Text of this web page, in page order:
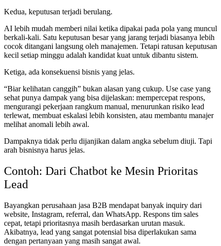
Kedua, keputusan terjadi berulang.
AI lebih mudah memberi nilai ketika dipakai pada pola yang muncul
berkali-kali. Satu keputusan besar yang jarang terjadi biasanya lebih
cocok ditangani langsung oleh manajemen. Tetapi ratusan keputusan
kecil setiap minggu adalah kandidat kuat untuk dibantu sistem.
Ketiga, ada konsekuensi bisnis yang jelas.
“Biar kelihatan canggih” bukan alasan yang cukup. Use case yang
sehat punya dampak yang bisa dijelaskan: mempercepat respons,
mengurangi pekerjaan rangkum manual, menurunkan risiko lead
terlewat, membuat eskalasi lebih konsisten, atau membantu manajer
melihat anomali lebih awal.
Dampaknya tidak perlu dijanjikan dalam angka sebelum diuji. Tapi
arah bisnisnya harus jelas.
Contoh: Dari Chatbot ke Mesin Prioritas
Lead
Bayangkan perusahaan jasa B2B mendapat banyak inquiry dari
website, Instagram, referral, dan WhatsApp. Respons tim sales
cepat, tetapi prioritasnya masih berdasarkan urutan masuk.
Akibatnya, lead yang sangat potensial bisa diperlakukan sama
dengan pertanyaan yang masih sangat awal.